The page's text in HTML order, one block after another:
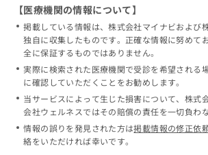
【医療機関の情報について】
掲載している情報は、株式会社マイナビおよび
独自に収集したものです。正確な情報に努めて
全に保証するものではありません。
実際に検索された医療機関で受診を希望される
に確認していただくことをお勧めします。
当サービスによって生じた損害について、株式
会社ウェルネスではその賠償の責任を一切負わ
情報の誤りを発見された方は掲載情報の修正依
絡をいただければ幸いです。